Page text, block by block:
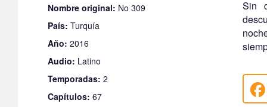
Nombre original: No 309
País: Turquía
Año: 2016
Audio: Latino
Temporadas: 2
Capítulos: 67
Sin